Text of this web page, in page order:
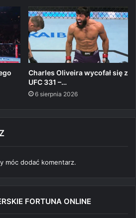
Charles Oliveira wycofał się z
UFC 331 –…
6 sierpnia 2026
móc dodać komentarz.
FORTUNA ONLINE